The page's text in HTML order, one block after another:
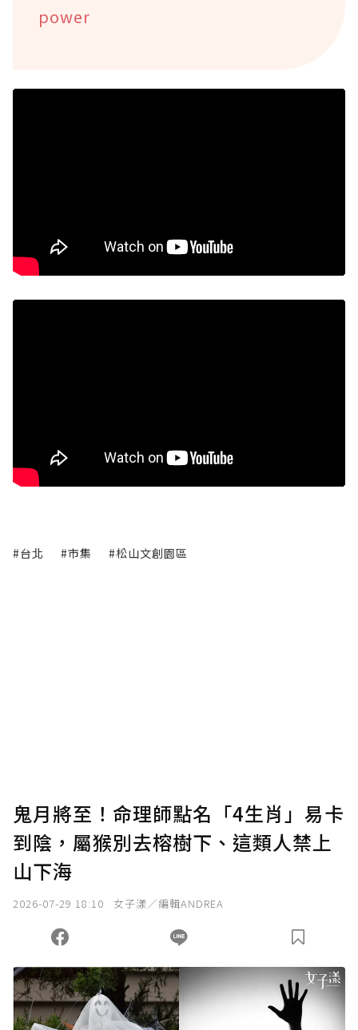
power
#台北 #市集 #松山文創園區
鬼月將至！命理師點名「4生肖」易卡
到陰，屬猴別去榕樹下、這類人禁上
山下海
2026-07-29 18:10 女子漾／編輯ANDREA